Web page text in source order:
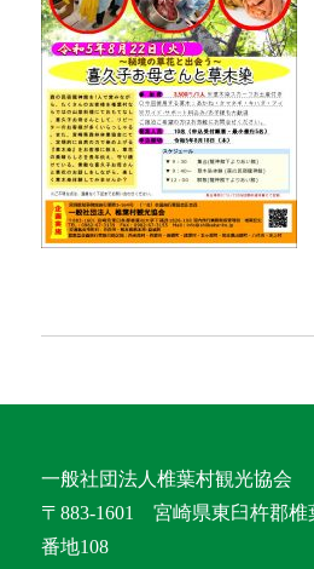
一般社団法人椎葉村観光協会
〒883-1601 宮崎県東臼杵郡椎
番地108